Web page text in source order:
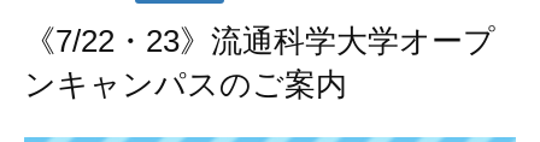
《7/22・23》流通科学大学オープ
ンキャンパスのご案内